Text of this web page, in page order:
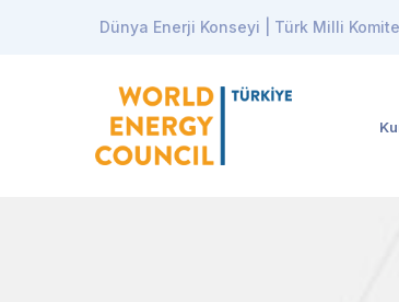
Dünya Enerji Konseyi | Türk Milli